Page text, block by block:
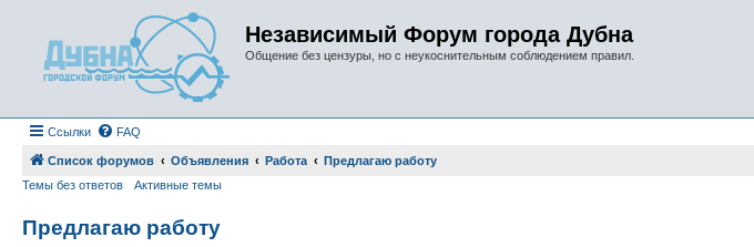
Независимый Форум города Дубна
Общение без цензуры, но с неукоснительным соблюдением правил.
Ссылки FAQ
Список форумов Объявления Работа
Предлагаю работу
Темы без ответов
Активные темы
Предлагаю работу